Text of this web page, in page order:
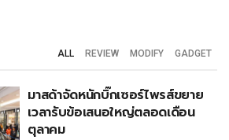
ALL REVIEW MODIFY GADGET
มาสด้าจัดหนักบิ๊กเซอร์ไพรส์ขยาย
เวลารับข้อเสนอใหญ่ตลอดเดือน
ตุลาคม